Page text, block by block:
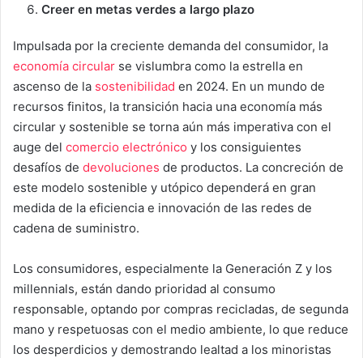
Creer en metas verdes a largo plazo
Impulsada por la creciente demanda del consumidor, la
economía circular se vislumbra como la estrella en
ascenso de la sostenibilidad en 2024. En un mundo de
recursos finitos, la transición hacia una economía más
circular y sostenible se torna aún más imperativa con el
auge del comercio electrónico y los consiguientes
desafíos de devoluciones de productos. La concreción de
este modelo sostenible y utópico dependerá en gran
medida de la eficiencia e innovación de las redes de
cadena de suministro.
Los consumidores, especialmente la Generación Z y los
millennials, están dando prioridad al consumo
responsable, optando por compras recicladas, de segunda
mano y respetuosas con el medio ambiente, lo que reduce
los desperdicios y demostrando lealtad a los minoristas